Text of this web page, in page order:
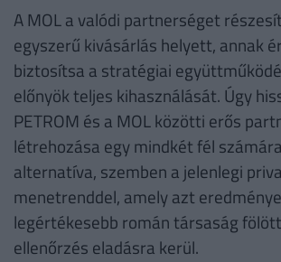
A MOL a valódi partnerséget
egyszerű kivásárlás helyett, annak
biztosítsa a stratégiai
előnyök teljes kihasználását. Úgy
PETROM és a MOL közötti erős
létrehozása egy mindkét fél
alternatíva, szemben a jelenlegi
menetrenddel, amely azt
legértékesebb román társaság
ellenőrzés eladásra kerül.